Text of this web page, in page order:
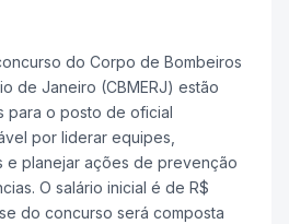
do Corpo de Bombeiros
de Janeiro (CBMERJ) estão
para o posto de oficial
por liderar equipes,
planejar ações de prevenção
O salário inicial é de R$
do concurso será composta